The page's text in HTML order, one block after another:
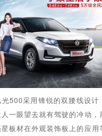
500采用锋锐的双腰线设计
一眼望去就有驾驶的冲动，
板材在外观装饰板上的应用